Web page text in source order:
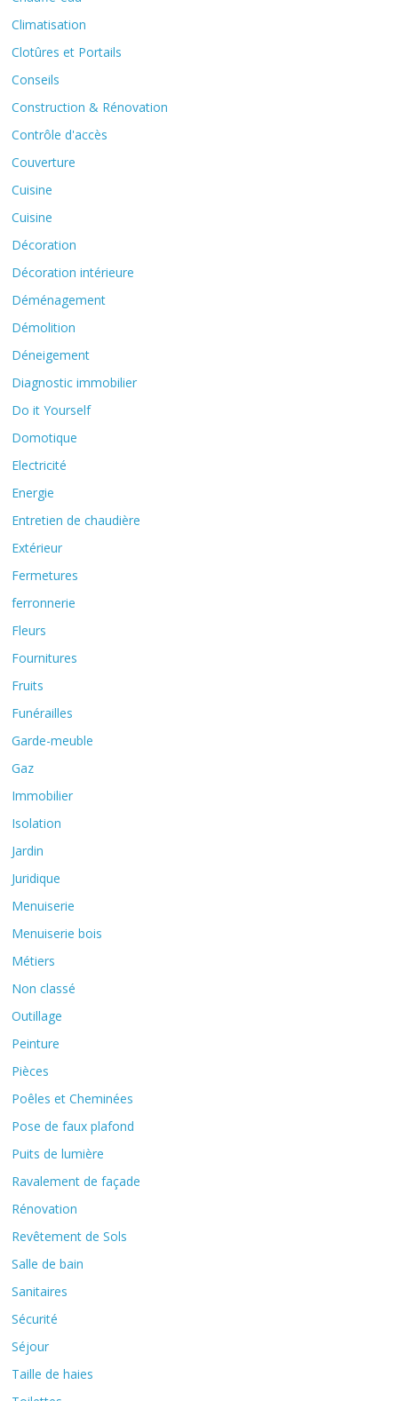
Climatisation
Clotûres et Portails
Conseils
Construction & Rénovation
Contrôle d'accès
Couverture
Cuisine
Cuisine
Décoration
Décoration intérieure
Déménagement
Démolition
Déneigement
Diagnostic immobilier
Do it Yourself
Domotique
Electricité
Energie
Entretien de chaudière
Extérieur
Fermetures
ferronnerie
Fleurs
Fournitures
Fruits
Funérailles
Garde-meuble
Gaz
Immobilier
Isolation
Jardin
Juridique
Menuiserie
Menuiserie bois
Métiers
Non classé
Outillage
Peinture
Pièces
Poêles et Cheminées
Pose de faux plafond
Puits de lumière
Ravalement de façade
Rénovation
Revêtement de Sols
Salle de bain
Sanitaires
Sécurité
Séjour
Taille de haies